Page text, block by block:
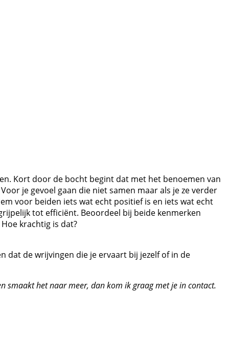
Kort door de bocht begint dat met het benoemen van
je gevoel gaan die niet samen maar als je ze verder
voor beiden iets wat echt positief is en iets wat echt
tot efficiënt. Beoordeel bij beide kenmerken
krachtig is dat?
dat de wrijvingen die je ervaart bij jezelf of in de
smaakt het naar meer, dan kom ik graag met je in contact.